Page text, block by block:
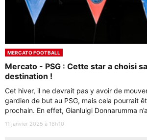
MERCATO FOOTBALL
Mercato - PSG : Cette star a choisi
destination !
Cet hiver, il ne devrait pas y avoir de
gardien de but au PSG, mais cela pourrait
prochain. En effet, Gianluigi Donnarumma
11 janvier 2025 à 18h10